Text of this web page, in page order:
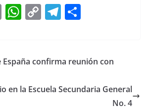
E
l
W
s
p
C
y
n
T
gr
m
e
España confirma reunión con
en la Escuela Secundaria General
No. 4